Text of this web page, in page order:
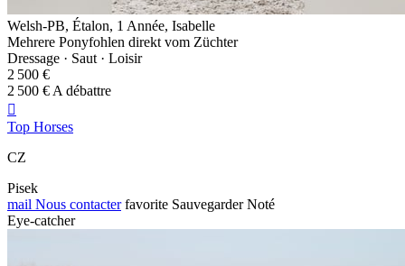
Welsh-PB, Étalon, 1 Année, Isabelle
Mehrere Ponyfohlen direkt vom Züchter
Dressage · Saut · Loisir
2 500 €
2 500 € A débattre

Top Horses
CZ
Pisek
mail Nous contacter favorite Sauvegarder Noté
Eye-catcher